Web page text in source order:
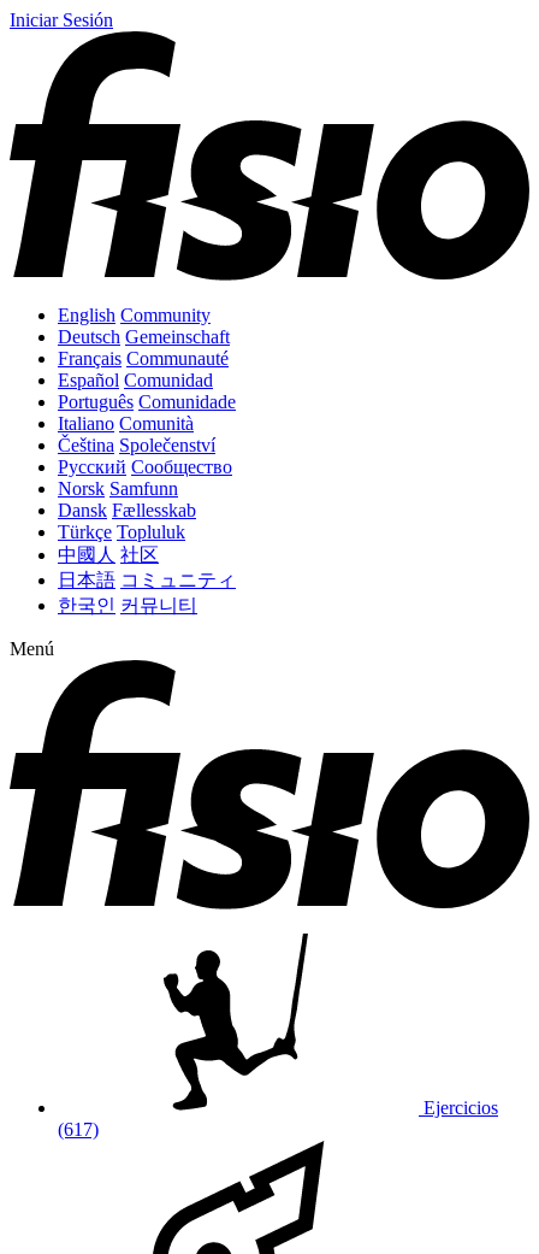
Iniciar Sesión
English Community
Deutsch Gemeinschaft
Français Communauté
Español Comunidad
Português Comunidade
Italiano Comunità
Čeština Společenství
Русский Сообщество
Norsk Samfunn
Dansk Fællesskab
Türkçe Topluluk
中國人 社区
日本語 コミュニティ
한국인 커뮤니티
Menú
Ejercicios
(617)